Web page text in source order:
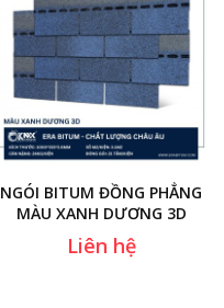
NGÓI BITUM ĐỒNG PHẲNG
MÀU XANH DƯƠNG 3D
Liên hệ